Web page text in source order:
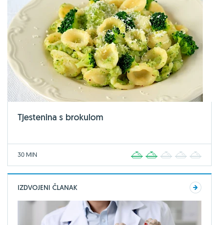
Tjestenina s brokulom
30 MIN 2 3 4
IZDVOJENI ČLANAK